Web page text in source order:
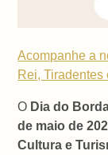
Acompanhe a
Rei, Tiradentes
O Dia do
de maio de
Cultura e